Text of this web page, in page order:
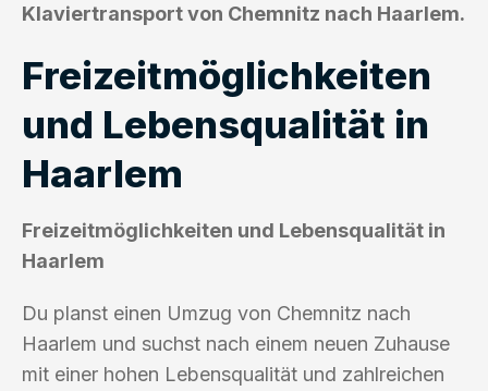
Klaviertransport von Chemnitz nach Haarlem.
Freizeitmöglichkeiten
und Lebensqualität in
Haarlem
Freizeitmöglichkeiten und Lebensqualität in
Haarlem
Du planst einen Umzug von Chemnitz nach
Haarlem und suchst nach einem neuen Zuhause
mit einer hohen Lebensqualität und zahlreichen